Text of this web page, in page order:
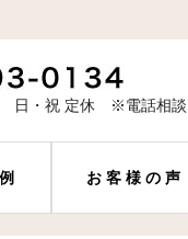
日・祝 定休 ※電話相談
お客様の声